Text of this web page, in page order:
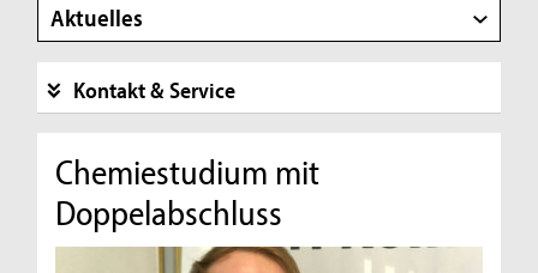
Aktuelles
Kontakt & Service
Chemiestudium mit
Doppelabschluss